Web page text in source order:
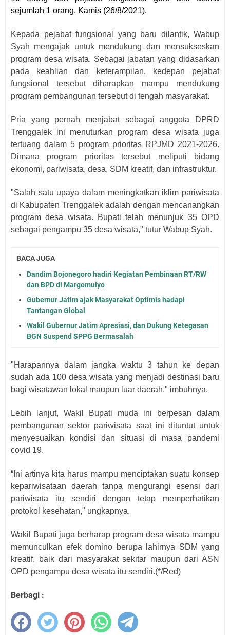
sejumlah 1 orang, Kamis (26/8/2021).
Kepada pejabat fungsional yang baru dilantik, Wabup
Syah mengajak untuk mendukung dan mensukseskan
program desa wisata. Sebagai jabatan yang didasarkan
pada keahlian dan keterampilan, kedepan pejabat
fungsional tersebut diharapkan mampu mendukung
program pembangunan tersebut di tengah masyarakat.
Pria yang pernah menjabat sebagai anggota DPRD
Trenggalek ini menuturkan program desa wisata juga
tertuang dalam 5 program prioritas RPJMD 2021-2026.
Dimana program prioritas tersebut meliputi bidang
ekonomi, pariwisata, desa, SDM kreatif, dan infrastruktur.
"Salah satu upaya dalam meningkatkan iklim pariwisata
di Kabupaten Trenggalek adalah dengan mencanangkan
program desa wisata. Bupati telah menunjuk 35 OPD
sebagai pengampu 35 desa wisata," tutur Wabup Syah.
BACA JUGA
Dandim Bojonegoro hadiri Kegiatan Pembinaan RT/RW
dan BPD di Margomulyo
Gubernur Jatim ajak Masyarakat Optimis hadapi
Tantangan Global
Wakil Gubernur Jatim Apresiasi, dan Dukung Ketegasan
BGN Suspend SPPG Bermasalah
"Harapannya dalam jangka waktu 3 tahun ke depan
sudah ada 100 desa wisata yang menjadi destinasi baru
bagi wisatawan lokal maupun luar daerah," imbuhnya.
Lebih lanjut, Wakil Bupati muda ini berpesan dalam
pembangunan sektor pariwisata saat ini dituntut untuk
menyesuaikan kondisi dan situasi di masa pandemi
covid 19.
“Ini artinya kita harus mampu menciptakan suatu konsep
kepariwisataan daerah tanpa mengurangi esensi dari
pariwisata itu sendiri dengan tetap memperhatikan
protokol kesehatan," ungkapnya.
Wakil Bupati juga berharap program desa wisata mampu
memunculkan efek domino berupa lahirnya SDM yang
kreatif, baik dari masyarakat sekitar maupun dari ASN
OPD pengampu desa wisata itu sendiri.(*/Red)
Berbagi :